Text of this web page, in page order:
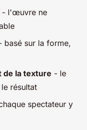
- l'œuvre ne
basé sur la forme,
de la texture - le
résultat
spectateur y